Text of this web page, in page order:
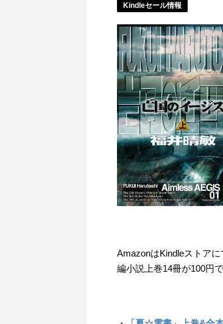
Kindleセール情報
AmazonはKindleストア
編小説上巻14冊が100円